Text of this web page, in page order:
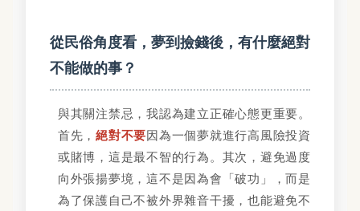
從民俗角度看，夢到撿錢後，有什麼絕對
不能做的事？
與其關注禁忌，我認為建立正確心態更重要。
首先，絕對不要因為一個夢就進行高風險投資
或賭博，這是最不智的行為。其次，避免過度
向外張揚夢境，這不是因為會「破功」，而是
為了保護自己不被外界雜音干擾，也能避免不